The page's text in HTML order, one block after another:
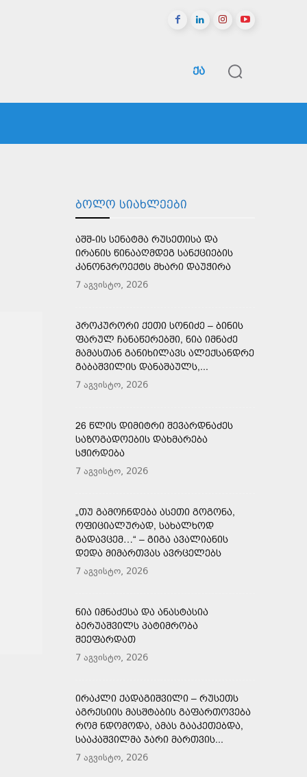
ᲥᲐ
ᲑᲝᲚᲝ ᲡᲘᲐᲮᲚᲔᲔᲑᲘ
ᲐᲨᲨ-ᲘᲡ ᲡᲔᲜᲐᲢᲛᲐ ᲠᲣᲡᲔᲗᲘᲡᲐ ᲓᲐ
ᲘᲠᲐᲜᲘᲡ ᲬᲘᲜᲐᲐᲦᲛᲓᲔᲒ ᲡᲐᲜᲥᲪᲘᲔᲑᲘᲡ
ᲙᲐᲜᲝᲜᲞᲠᲝᲔᲥᲢᲡ ᲛᲮᲐᲠᲘ ᲓᲐᲣᲭᲘᲠᲐ
7 აგვისტო, 2026
ᲞᲠᲝᲙᲣᲠᲝᲠᲘ ᲥᲔᲗᲘ ᲡᲝᲜᲘᲫᲔ – ᲑᲘᲜᲘᲡ
ᲤᲐᲠᲣᲚ ᲩᲐᲜᲐᲬᲔᲠᲔᲑᲨᲘ, ᲜᲘᲐ ᲘᲛᲜᲐᲫᲔ
ᲛᲐᲛᲐᲡᲗᲐᲜ ᲒᲐᲜᲘᲮᲘᲚᲐᲕᲡ ᲐᲚᲔᲥᲡᲐᲜᲓᲠᲔ
ᲒᲐᲑᲐᲨᲕᲘᲚᲘᲡ ᲓᲐᲜᲐᲨᲐᲣᲚᲡ,...
7 აგვისტო, 2026
26 ᲬᲚᲘᲡ ᲓᲘᲛᲘᲢᲠᲘ ᲨᲔᲕᲐᲠᲓᲜᲐᲫᲔᲡ
ᲡᲐᲖᲝᲒᲐᲓᲝᲔᲑᲘᲡ ᲓᲐᲮᲛᲐᲠᲔᲑᲐ
ᲡᲭᲘᲠᲓᲔᲑᲐ
7 აგვისტო, 2026
„ᲗᲣ ᲒᲐᲛᲝᲩᲜᲓᲔᲑᲐ ᲐᲡᲔᲗᲘ ᲒᲝᲒᲝᲜᲐ,
ᲝᲤᲘᲪᲘᲐᲚᲣᲠᲐᲓ, ᲡᲐᲮᲐᲚᲮᲝᲓ
ᲒᲐᲓᲐᲕᲪᲔᲛ…“ – ᲒᲘᲒᲐ ᲐᲕᲐᲚᲘᲐᲜᲘᲡ
ᲓᲔᲓᲐ ᲛᲘᲛᲐᲠᲗᲕᲐᲡ ᲐᲕᲠᲪᲔᲚᲔᲑᲡ
7 აგვისტო, 2026
ᲜᲘᲐ ᲘᲛᲜᲐᲫᲔᲡᲐ ᲓᲐ ᲐᲜᲐᲡᲢᲐᲡᲘᲐ
ᲑᲔᲠᲣᲐᲨᲕᲘᲚᲡ ᲞᲐᲢᲘᲛᲠᲝᲑᲐ
ᲨᲔᲔᲤᲐᲠᲓᲐᲗ
7 აგვისტო, 2026
ᲘᲠᲐᲙᲚᲘ ᲥᲐᲓᲐᲒᲘᲨᲕᲘᲚᲘ – ᲠᲣᲡᲔᲗᲡ
ᲐᲒᲠᲔᲡᲘᲘᲡ ᲛᲐᲡᲨᲢᲐᲑᲘᲡ ᲒᲐᲤᲐᲠᲗᲝᲕᲔᲑᲐ
ᲠᲝᲛ ᲜᲓᲝᲛᲝᲓᲐ, ᲐᲛᲐᲡ ᲒᲐᲐᲙᲔᲗᲔᲑᲓᲐ,
ᲡᲐᲐᲙᲐᲨᲕᲘᲚᲛᲐ ᲯᲐᲠᲘ ᲛᲐᲠᲗᲕᲘᲡ...
7 აგვისტო, 2026